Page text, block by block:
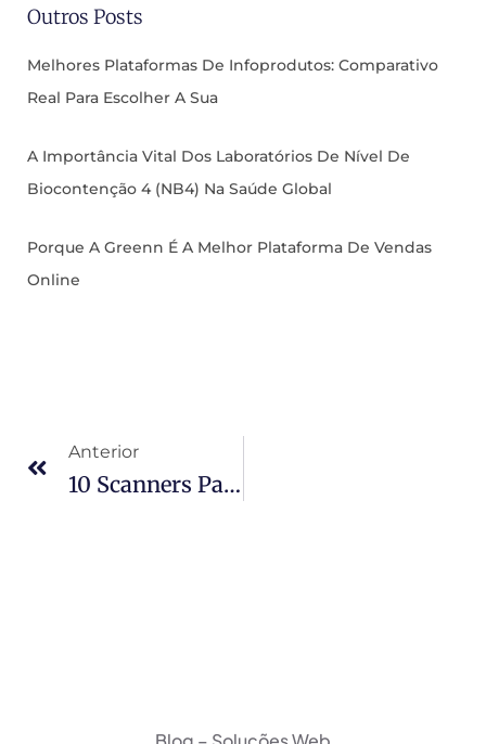
Outros Posts
Melhores Plataformas De Infoprodutos: Comparativo
Real Para Escolher A Sua
A Importância Vital Dos Laboratórios De Nível De
Biocontenção 4 (NB4) Na Saúde Global
Porque A Greenn É A Melhor Plataforma De Vendas
Online
Anterior
10 Scanners Para Procurar Vulnerabilidades Em Seu Site WordPress